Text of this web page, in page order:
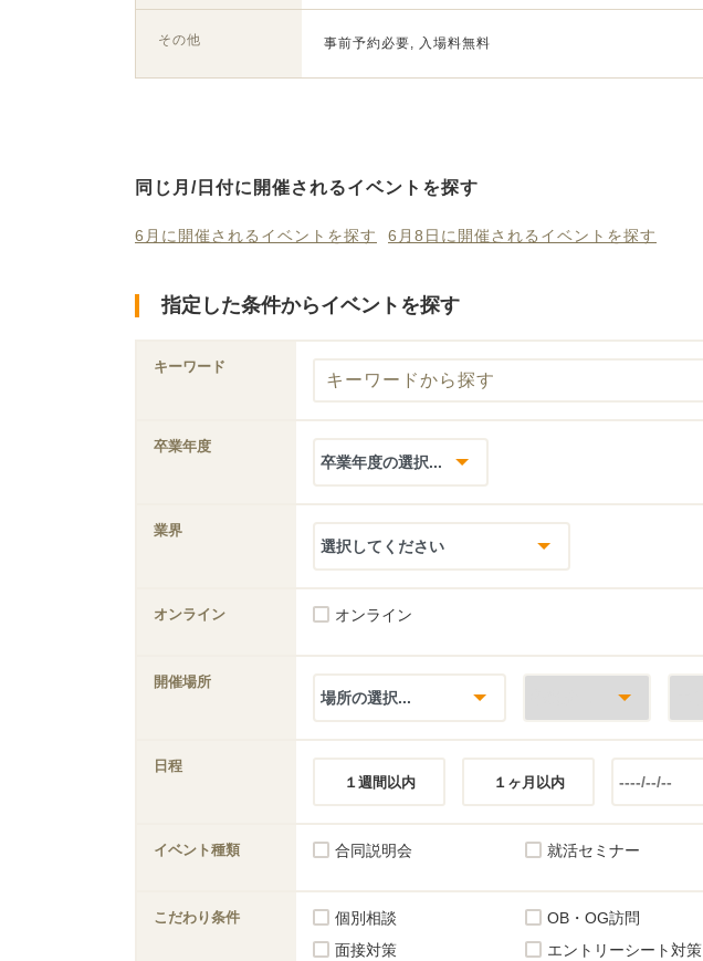
その他 事前予約必要, 入場料無料
同じ月/日付に開催されるイベントを探す
6月に開催されるイベントを探す 6月8日に開催されるイベントを探す
指定した条件からイベントを探す
キーワード
卒業年度
業界
オンライン オンライン
開催場所
日程
１週間以内
１ヶ月以内
イベント種類 合同説明会 就活セミナー
こだわり条件 個別相談 OB・OG訪問
面接対策
エントリーシート対策